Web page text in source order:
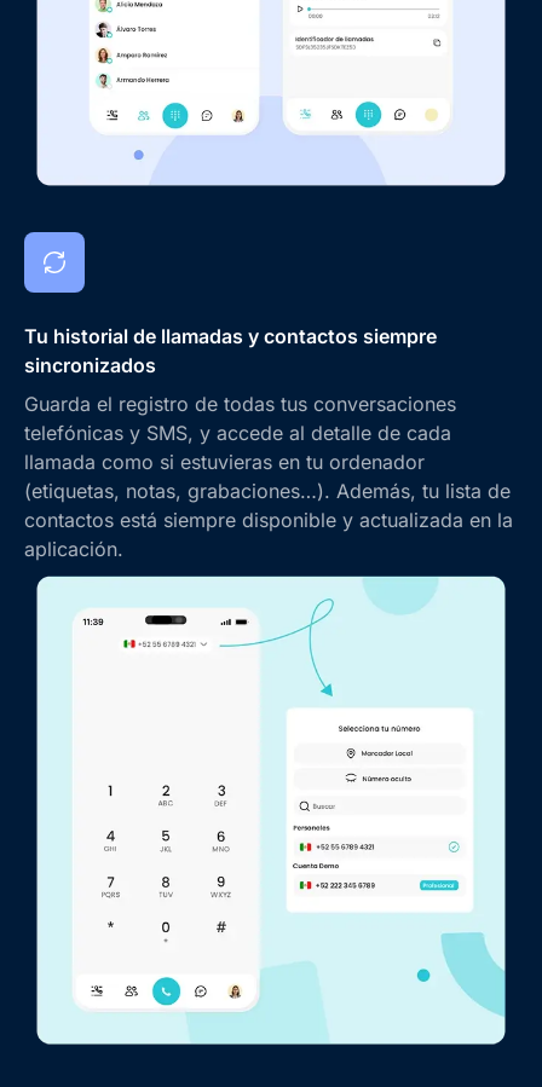
Tu historial de llamadas y contactos siempre
sincronizados
Guarda el registro de todas tus conversaciones
telefónicas y SMS, y accede al detalle de cada
llamada como si estuvieras en tu ordenador
(etiquetas, notas, grabaciones…). Además, tu lista de
contactos está siempre disponible y actualizada en la
aplicación.